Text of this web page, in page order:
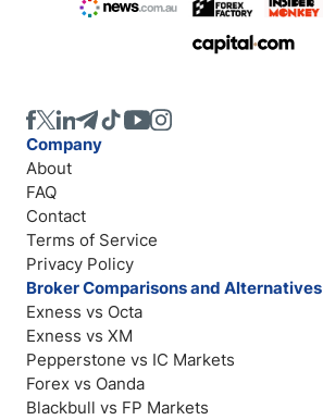
Company
About
FAQ
Contact
Terms of Service
Privacy Policy
Broker Comparisons and Alternatives
Exness vs Octa
Exness vs XM
Pepperstone vs IC Markets
Forex vs Oanda
Blackbull vs FP Markets